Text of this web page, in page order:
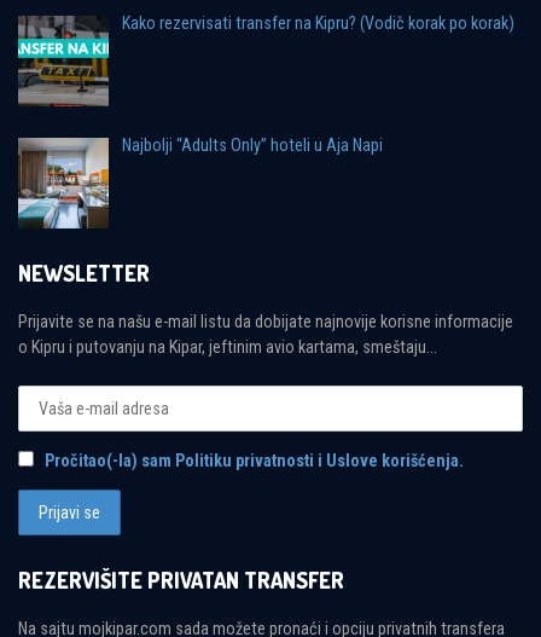
Kako rezervisati transfer na Kipru? (Vodič korak po korak)
Najbolji “Adults Only” hoteli u Aja Napi
NEWSLETTER
Prijavite se na našu e-mail listu da dobijate najnovije korisne informacije
o Kipru i putovanju na Kipar, jeftinim avio kartama, smeštaju...
Pročitao(-la) sam Politiku privatnosti i Uslove korišćenja.
REZERVIŠITE PRIVATAN TRANSFER
Na sajtu mojkipar.com sada možete pronaći i opciju privatnih transfera